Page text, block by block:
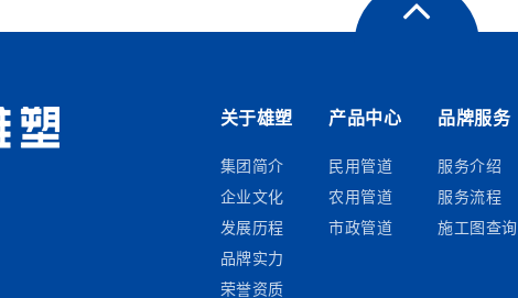
关于雄塑
集团简介
企业文化
发展历程
品牌实力
荣誉资质
产品中心
民用管道
农用管道
市政管道
品牌服务
服务介绍
服务流程
施工图查询